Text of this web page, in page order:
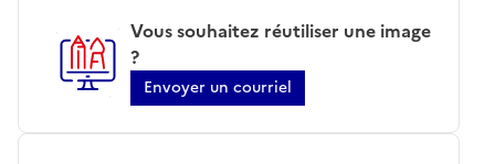
Vous souhaitez réutiliser une image
?
Envoyer un courriel